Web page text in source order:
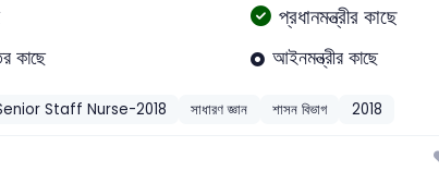
প্রধানমন্ত্রীর কাছে
কাছে আইনমন্ত্রীর কাছে
Staff Nurse-2018 সাধারণ জ্ঞান শাসন বিভাগ 2018